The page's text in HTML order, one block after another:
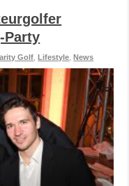
Party
Golf ,Lifestyle ,News